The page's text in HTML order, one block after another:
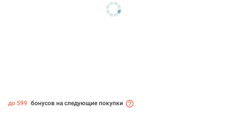
до 599 бонусов на следующие покупки